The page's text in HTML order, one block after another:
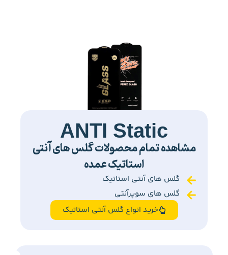
ANTI Static
مشاهده تمام محصولات گلس های آنتی
استاتیک عمده
گلس های آنتی استاتیک
گلس های سوپرآنتی
خرید انواع گلس آنتی استاتیک